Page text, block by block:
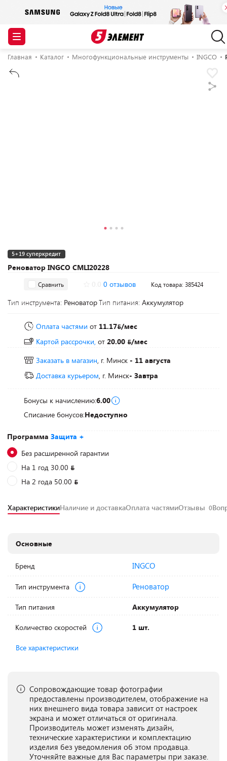
Главная Каталог Многофункциональные инструменты INGCO
Реноватор INGCO CMLI20228
5+19 суперкредит
Программа Защита +
Без расширенной гарантии
На 1 год 30.00
На 2 года 50.00
Сравнить 0 отзывов Код товара: 385424
Тип инструмента: РеноваторТип питания: Аккумулятор
Оплата частями от 11.17 /мес
Картой рассрочки, от 20.00
/мес
Заказать в магазин, г. Минск - 11 августа
Доставка курьером, г. Минск- Завтра
Бонусы к начислению:6.00
Списание бонусов:Недоступно
ХарактеристикиНаличие и доставкаОплата частямиОтзывы 0
Основные
Бренд INGCO
Тип инструмента Реноватор
Тип питания Аккумулятор
Количество скоростей 1 шт.
Все характеристики
Сопровождающие товар фотографии
предоставлены производителем, отображение на
них внешнего вида товара зависит от настроек
экрана и может отличаться от оригинала.
Производитель может изменять дизайн,
технические характеристики и комплектацию
изделия без уведомления об этом продавца.
Уточняйте важные для Вас параметры при заказе.